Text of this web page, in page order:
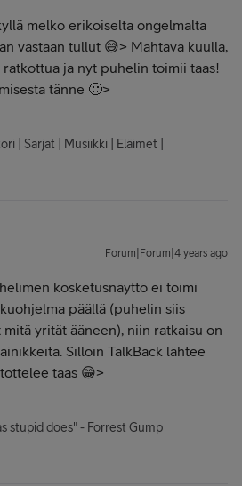
melko erikoiselta ongelmalta
vastaan tullut 😅> Mahtava kuulla,
ja nyt puhelin toimii taas!
tänne 🙂>
| Sarjat | Musiikki | Eläimet |
Forum|Forum|4 years ago
kosketusnäyttö ei toimi
päällä (puhelin siis
yrität ääneen), niin ratkaisu on
Silloin TalkBack lähtee
taas 😁>
stupid does" - Forrest Gump